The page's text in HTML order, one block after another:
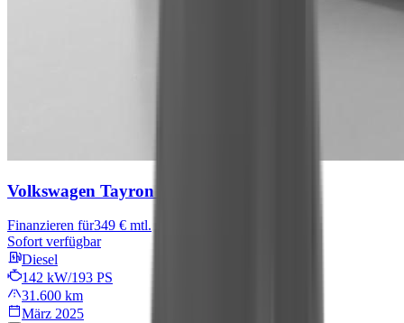
Volkswagen Tayron
Finanzieren für349 € mtl.
Sofort verfügbar
Diesel
142 kW/193 PS
31.600 km
März 2025